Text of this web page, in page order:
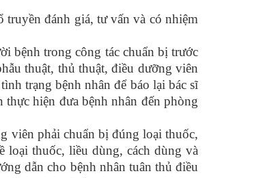
đánh giá, tư vấn và có nhiệm
bệnh trong công tác chuẩn bị trước
thuật, thủ thuật, điều dưỡng viên
trạng bệnh nhân để báo lại bác sĩ
hiện đưa bệnh nhân đến phòng
viên phải chuẩn bị đúng loại thuốc,
loại thuốc, liều dùng, cách dùng và
dẫn cho bệnh nhân tuân thủ điều